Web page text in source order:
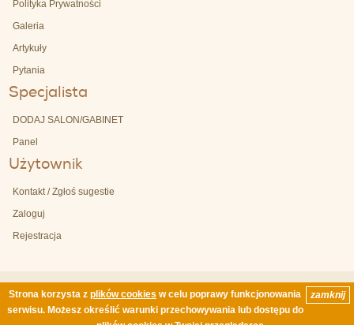
Polityka Prywatności
Galeria
Artykuły
Pytania
Specjalista
DODAJ SALON/GABINET
Panel
Użytownik
Kontakt / Zgłoś sugestie
Zaloguj
Rejestracja
Copyright © 2003-2026 by Polcern Sp. z o.o. Wszelkie prawa zastrzeżone / All Rights
Reserved. | Ostatnia akutalizacja 07.08.2026 6:07
zamknij
Strona korzysta z plików cookies w celu poprawy funkcjonowania
serwisu. Możesz określić warunki przechowywania lub dostępu do